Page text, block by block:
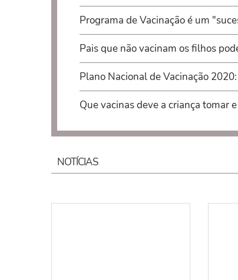
Programa de Vacinação é um
Pais que não vacinam os filhos
Plano Nacional de Vacinação
Que vacinas deve a criança tomar
NOTÍCIAS